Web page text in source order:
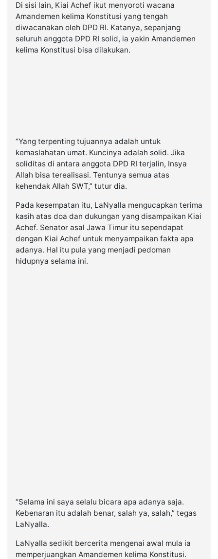
Di sisi lain, Kiai Achef ikut menyoroti wacana
Amandemen kelima Konstitusi yang tengah
diwacanakan oleh DPD RI. Katanya, sepanjang
seluruh anggota DPD RI solid, ia yakin Amandemen
kelima Konstitusi bisa dilakukan.
“Yang terpenting tujuannya adalah untuk
kemaslahatan umat. Kuncinya adalah solid. Jika
soliditas di antara anggota DPD RI terjalin, Insya
Allah bisa terealisasi. Tentunya semua atas
kehendak Allah SWT,” tutur dia.
Pada kesempatan itu, LaNyalla mengucapkan terima
kasih atas doa dan dukungan yang disampaikan Kiai
Achef. Senator asal Jawa Timur itu sependapat
dengan Kiai Achef untuk menyampaikan fakta apa
adanya. Hal itu pula yang menjadi pedoman
hidupnya selama ini.
“Selama ini saya selalu bicara apa adanya saja.
Kebenaran itu adalah benar, salah ya, salah,” tegas
LaNyalla.
LaNyalla sedikit bercerita mengenai awal mula ia
memperjuangkan Amandemen kelima Konstitusi.